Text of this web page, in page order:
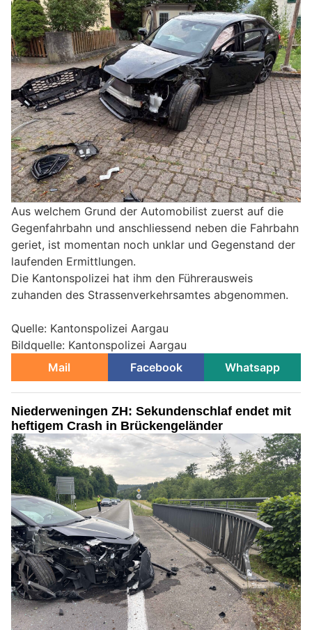
Aus welchem Grund der Automobilist zuerst auf die
Gegenfahrbahn und anschliessend neben die Fahrbahn
geriet, ist momentan noch unklar und Gegenstand der
laufenden Ermittlungen.
Die Kantonspolizei hat ihm den Führerausweis
zuhanden des Strassenverkehrsamtes abgenommen.
Quelle: Kantonspolizei Aargau
Bildquelle: Kantonspolizei Aargau
Mail
Facebook Whatsapp
Niederweningen ZH: Sekundenschlaf endet mit
heftigem Crash in Brückengeländer